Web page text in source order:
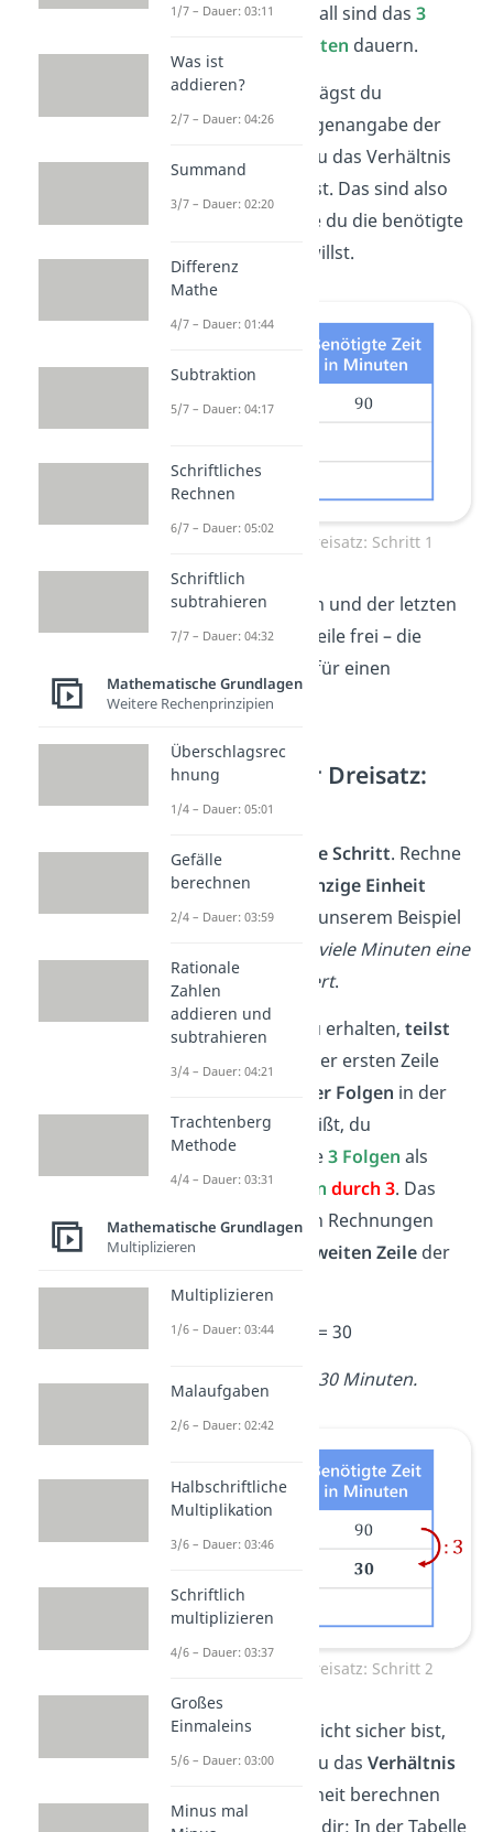
weißt. In unserem Fall sind das 3
90 Minuten dauern.
In dieletzte Zeile
trägst du
außerdem die Mengenangabe der
Größe ein, für die du das Verhältnis
berechnen möchtest. Das sind also
, für die du die benötigte
Zeit herausfinden willst.
Proportionaler Dreisatz: Schritt 1
Zwischen der ersten und der letzten
Zeile lässt du eine Zeile frei – die
brauchst du gleich für einen
Zwischenschritt.
Proportionaler Dreisatz:
Schritt 2
Nun folgt der zweite Schritt. Rechne
aus, wie viel
eine einzige Einheit
dieser Größe ist.
In unserem Beispiel
wie viele Minuten eine
einzelne Folge dauert.
Um das Ergebnis zu erhalten, teilst
dubeide Werte
in der ersten Zeile
durch die Anzahl der Folgen in der
ersten Zeile. Das heißt, du
rechnest sowohl die3 Folgen als
auch die90 Minuten durch 3. Das
Ergebnis der beiden Rechnungen
notierst du in der
zweiten Zeileder
Tabelle:
90
= 30
1 Folge dauert also 30 Minuten.
Proportionaler Dreisatz: Schritt 2
Tipp: Wenn du dir nicht sicher bist,
für welche Größe
du das Verhältnis
für eine einzige Einheit berechnen
musst, dann merke dir: In der Tabelle
1/7 – Dauer: 03:11
Was ist
addieren?
2/7 – Dauer: 04:26
Summand
3/7 – Dauer: 02:20
Differenz
Mathe
4/7 – Dauer: 01:44
Subtraktion
5/7 – Dauer: 04:17
Schriftliches
Rechnen
6/7 – Dauer: 05:02
Schriftlich
subtrahieren
7/7 – Dauer: 04:32
Mathematische Grundlagen
Weitere Rechenprinzipien
Überschlagsrec
hnung
1/4 – Dauer: 05:01
Gefälle
berechnen
2/4 – Dauer: 03:59
Rationale
Zahlen
addieren und
subtrahieren
3/4 – Dauer: 04:21
Trachtenberg
Methode
4/4 – Dauer: 03:31
Mathematische Grundlagen
Multiplizieren
Multiplizieren
1/6 – Dauer: 03:44
Malaufgaben
2/6 – Dauer: 02:42
Halbschriftliche
Multiplikation
3/6 – Dauer: 03:46
Schriftlich
multiplizieren
4/6 – Dauer: 03:37
Großes
Einmaleins
5/6 – Dauer: 03:00
Minus mal